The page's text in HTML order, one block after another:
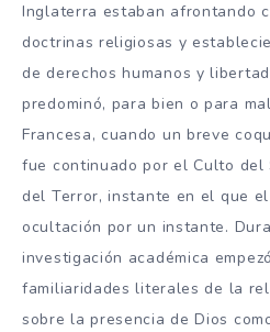
Inglaterra estaban afrontando
doctrinas religiosas y
de derechos humanos y
predominó, para bien o para
Francesa, cuando un breve
fue continuado por el Culto del
del Terror, instante en el que
ocultación por un instante.
investigación académica
familiaridades literales de la
sobre la presencia de Dios